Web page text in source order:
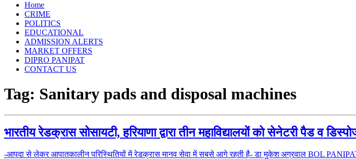
Home
CRIME
POLITICS
EDUCATIONAL
ADMISSION ALERTS
MARKET OFFERS
DIPRO PANIPAT
CONTACT US
Tag: Sanitary pads and disposal machines
भारतीय रेडक्रास सोसायटी, हरियाणा द्वारा तीन महाविद्यालयों को सेनेटरी पैड व
-आपदा से लेकर आपातकालीन परिस्थितियों में रेडक्रास मानव सेवा में सबसे आगे रहती है- डा मुकेश अग्रवाल BOL